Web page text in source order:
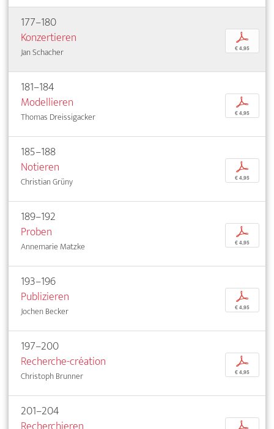
177–180
Konzertieren
Jan Schacher
p
€ 4,95
181–184
Modellieren
Thomas Dreissigacker
p
€ 4,95
185–188
Notieren
Christian Grüny
p
€ 4,95
189–192
Proben
Annemarie Matzke
p
€ 4,95
193–196
Publizieren
Jochen Becker
p
€ 4,95
197–200
Recherche-création
Christoph Brunner
p
€ 4,95
201–204
p